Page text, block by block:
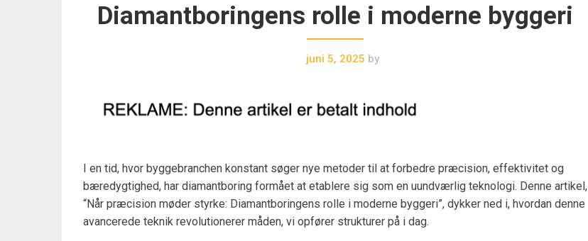
Diamantboringens rolle i moderne byggeri
juni 5, 2025 by
I en tid, hvor byggebranchen konstant søger nye metoder til at forbedre præcision, effektivitet og
bæredygtighed, har diamantboring formået at etablere sig som en uundværlig teknologi. Denne artikel,
“Når præcision møder styrke: Diamantboringens rolle i moderne byggeri”, dykker ned i, hvordan denne
avancerede teknik revolutionerer måden, vi opfører strukturer på i dag.